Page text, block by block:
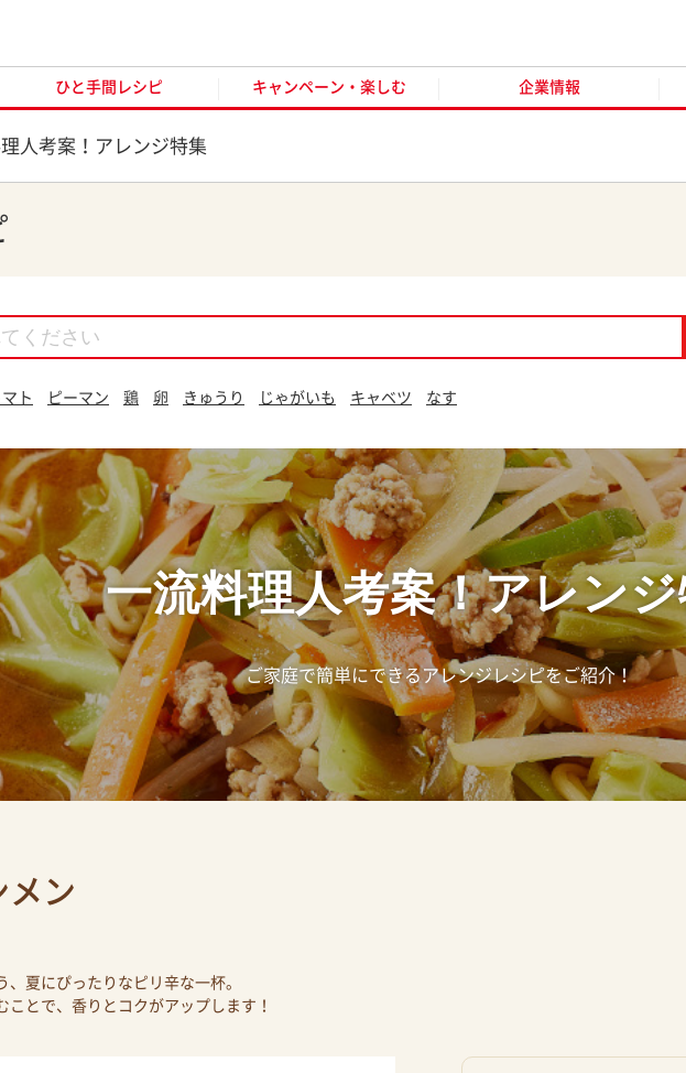
ひと手間レシピ キャンペーン・楽しむ 企業情報
人考案！アレンジ特集
マト ピーマン 鶏 卵 きゅうり じゃがいも キャベツ なす
一流料理人考案！アレン
ご家庭で簡単にできるアレンジレシピをご紹介！
メン
夏にぴったりなピリ辛な一杯。
とで、香りとコクがアップします！